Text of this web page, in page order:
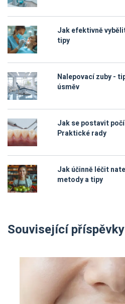
Jak efektivně
tipy
Nalepovací zuby -
úsměv
Jak se postavit
Praktické rady
Jak účinně léčit
metody a tipy
Související příspěvky